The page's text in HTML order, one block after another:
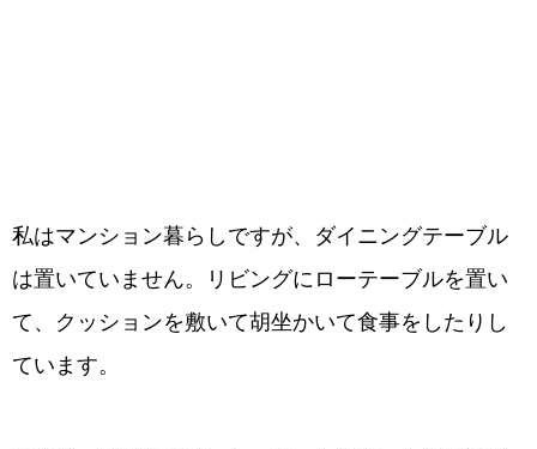
私はマンション暮らしですが、ダイニングテーブル
は置いていません。リビングにローテーブルを置い
て、クッションを敷いて胡坐かいて食事をしたりし
ています。